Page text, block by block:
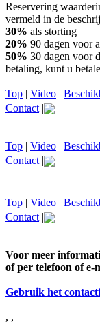
Reservering
vermeld in de
30% als storting
20% 90 dagen voor
50% 30 dagen voor
betaling, kunt u
Top | Video |
Contact |
Top | Video |
Contact |
Top | Video |
Contact |
Voor meer
of per telefoon of e-
Gebruik het
, ,